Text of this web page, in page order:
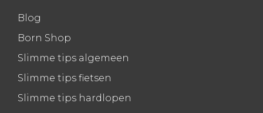
Blog
Born Shop
Slimme tips algemeen
Slimme tips fietsen
Slimme tips hardlopen